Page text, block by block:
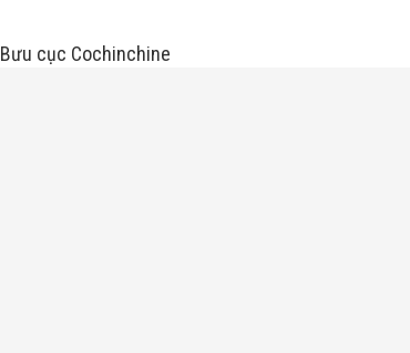
Bưu cục Cochinchine